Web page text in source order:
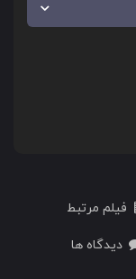
فیلم مرتبط
دیدگاه ها